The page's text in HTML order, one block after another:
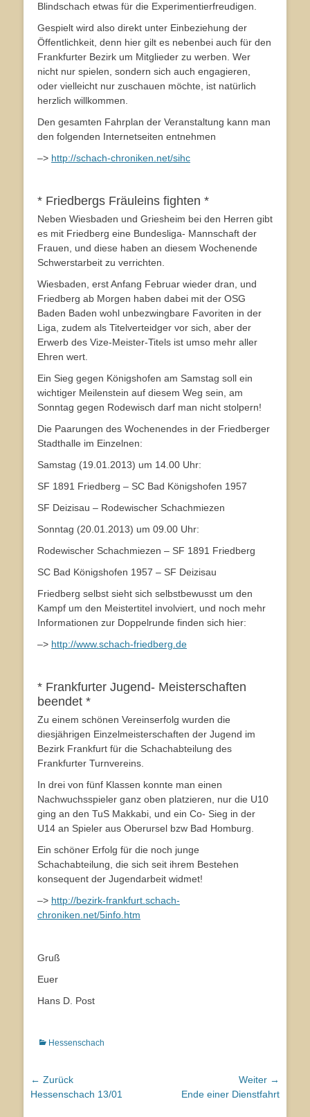
Blindschach etwas für die Experimentierfreudigen.
Gespielt wird also direkt unter Einbeziehung der
Öffentlichkeit, denn hier gilt es nebenbei auch für den
Frankfurter Bezirk um Mitglieder zu werben. Wer
nicht nur spielen, sondern sich auch engagieren,
oder vielleicht nur zuschauen möchte, ist natürlich
herzlich willkommen.
Den gesamten Fahrplan der Veranstaltung kann man
den folgenden Internetseiten entnehmen
–> http://schach-chroniken.net/sihc
* Friedbergs Fräuleins fighten *
Neben Wiesbaden und Griesheim bei den Herren gibt
es mit Friedberg eine Bundesliga- Mannschaft der
Frauen, und diese haben an diesem Wochenende
Schwerstarbeit zu verrichten.
Wiesbaden, erst Anfang Februar wieder dran, und
Friedberg ab Morgen haben dabei mit der OSG
Baden Baden wohl unbezwingbare Favoriten in der
Liga, zudem als Titelverteidger vor sich, aber der
Erwerb des Vize-Meister-Titels ist umso mehr aller
Ehren wert.
Ein Sieg gegen Königshofen am Samstag soll ein
wichtiger Meilenstein auf diesem Weg sein, am
Sonntag gegen Rodewisch darf man nicht stolpern!
Die Paarungen des Wochenendes in der Friedberger
Stadthalle im Einzelnen:
Samstag (19.01.2013) um 14.00 Uhr:
SF 1891 Friedberg – SC Bad Königshofen 1957
SF Deizisau – Rodewischer Schachmiezen
Sonntag (20.01.2013) um 09.00 Uhr:
Rodewischer Schachmiezen – SF 1891 Friedberg
SC Bad Königshofen 1957 – SF Deizisau
Friedberg selbst sieht sich selbstbewusst um den
Kampf um den Meistertitel involviert, und noch mehr
Informationen zur Doppelrunde finden sich hier:
–> http://www.schach-friedberg.de
* Frankfurter Jugend- Meisterschaften
beendet *
Zu einem schönen Vereinserfolg wurden die
diesjährigen Einzelmeisterschaften der Jugend im
Bezirk Frankfurt für die Schachabteilung des
Frankfurter Turnvereins.
In drei von fünf Klassen konnte man einen
Nachwuchsspieler ganz oben platzieren, nur die U10
ging an den TuS Makkabi, und ein Co- Sieg in der
U14 an Spieler aus Oberursel bzw Bad Homburg.
Ein schöner Erfolg für die noch junge
Schachabteilung, die sich seit ihrem Bestehen
konsequent der Jugendarbeit widmet!
–> http://bezirk-frankfurt.schach-
chroniken.net/5info.htm
Gruß
Euer
Hans D. Post
Kategorien
Hessenschach
Beitragsnavigation
← Zurück
Vorhergehender
Hessenschach 13/01
Weiter →
NächsterEnde einer Dienstfahrt